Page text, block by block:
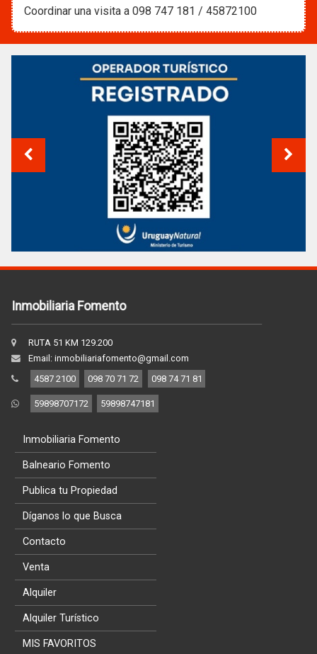
Coordinar una visita a 098 747 181 / 45872100
Inmobiliaria Fomento
RUTA 51 KM 129.200
Email: inmobiliariafomento@gmail.com
4587 2100
098 70 71 72 098 74 71 81
59898707172 59898747181
Inmobiliaria Fomento
Balneario Fomento
Publica tu Propiedad
Díganos lo que Busca
Contacto
Venta
Alquiler
Alquiler Turístico
MIS FAVORITOS